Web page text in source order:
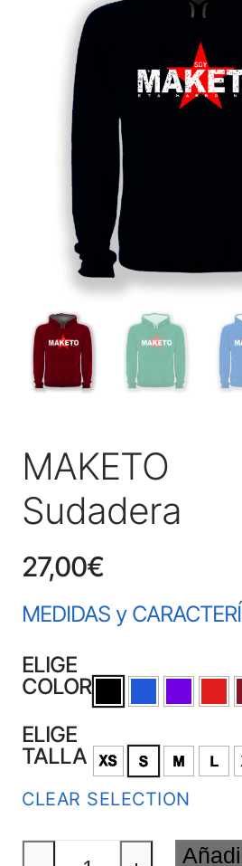
MAKETO
Sudadera
27,00€
MEDIDAS y
ELIGE
COLOR
ELIGE
TALLA
CLEAR SELECTION
MAKETO